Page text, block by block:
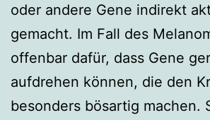
oder andere Gene indirekt
gemacht. Im Fall des
offenbar dafür, dass Gene
aufdrehen können, die den
besonders bösartig machen.